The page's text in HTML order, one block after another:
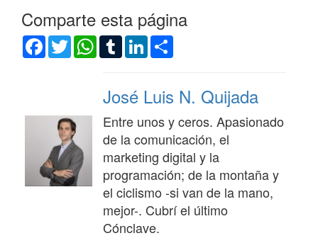
Comparte esta página
Facebook
TwitterWhatsApp
TumblrLinkedIn
José Luis N. Quijada
Entre unos y ceros. Apasionado
de la comunicación, el
marketing digital y la
programación; de la montaña y
el ciclismo -si van de la mano,
mejor-. Cubrí el último
Cónclave.